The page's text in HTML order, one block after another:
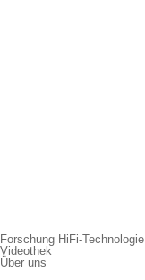
Forschung HiFi-Technologie
Videothek
Über uns